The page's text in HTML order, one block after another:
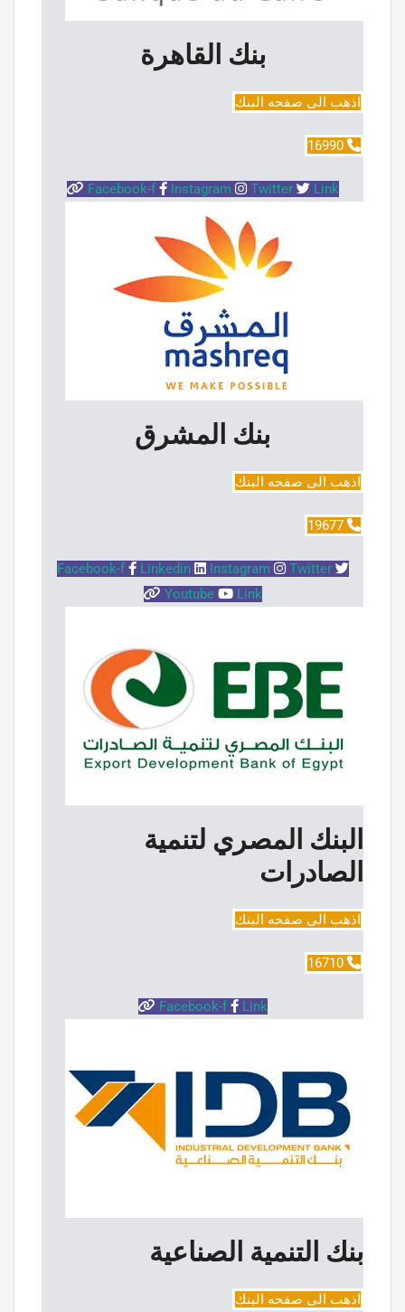
بنك القاهرة
اذهب الى صفحه البنك
16990
Facebook-f Instagram Twitter Link
بنك المشرق
اذهب الى صفحه البنك
19677
Facebook-f Linkedin Instagram
Twitter
Youtube
Link
البنك المصري لتنمية
الصادرات
اذهب الى صفحه البنك
16710
Facebook-f Link
بنك التنمية الصناعية
اذهب الى صفحه البنك